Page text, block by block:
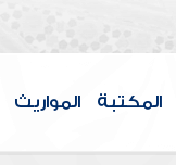
المكتبة المواريث